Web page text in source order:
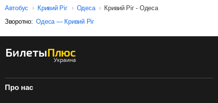
Автобус Кривий Ріг Одеса
Кривий Ріг - Одеса
Зворотно: Одеса — Кривий Ріг
Про нас